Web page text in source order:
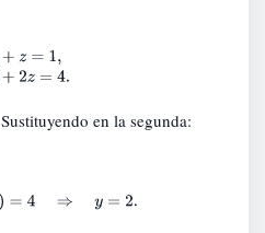
1 5 y+ 2z
en la segunda:
2y )= ⇒y=